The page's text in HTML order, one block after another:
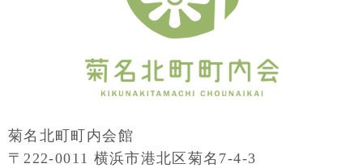
菊名北町町内会館
〒222-0011 横浜市港北区菊名7-4-3